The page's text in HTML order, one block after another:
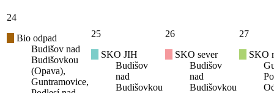
24
Bio odpad
Budišov nad
Budišovkou
(Opava),
Guntramovice,
25
SKO JIH
Budišov
nad
Budišovkou
26
SKO sever
Budišov
nad
Budišovkou
27
SKO